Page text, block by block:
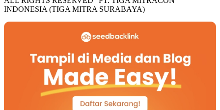
INDONESIA (TIGA MITRA SURABAYA)